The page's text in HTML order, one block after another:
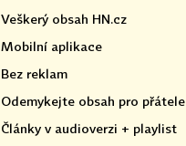
Veškerý obsah HN.cz
Mobilní aplikace
Bez reklam
Odemykejte obsah pro přátele
Články v audioverzi + playlist